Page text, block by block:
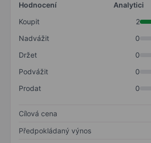
Hodnocení
Analytici
Koupit
2
Nadvážit
0
Držet
0
Podvážit
0
Prodat
0
Cílová cena
Předpokládaný výnos